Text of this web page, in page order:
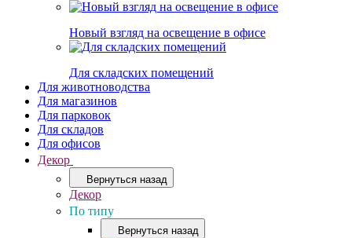
Новый взгляд на освещение в офисе
Для складских помещений
Для животноводства
Для магазинов
Для парковок
Для складов
Для офисов
Декор
Вернуться назад
Декор
По типу
Вернуться назад